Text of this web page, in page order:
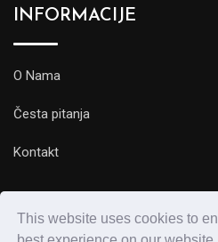
This website uses cookies to
INFORMACIJE
O Nama
Česta pitanja
Kontakt